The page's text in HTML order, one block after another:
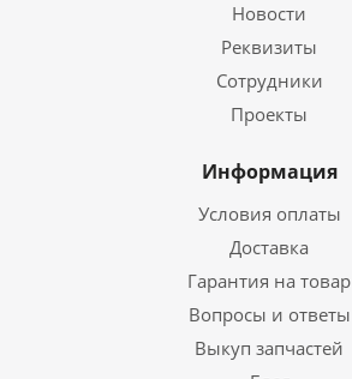
Новости
Реквизиты
Сотрудники
Проекты
Информация
Условия оплаты
Доставка
Гарантия на товар
Вопросы и ответы
Выкуп запчастей